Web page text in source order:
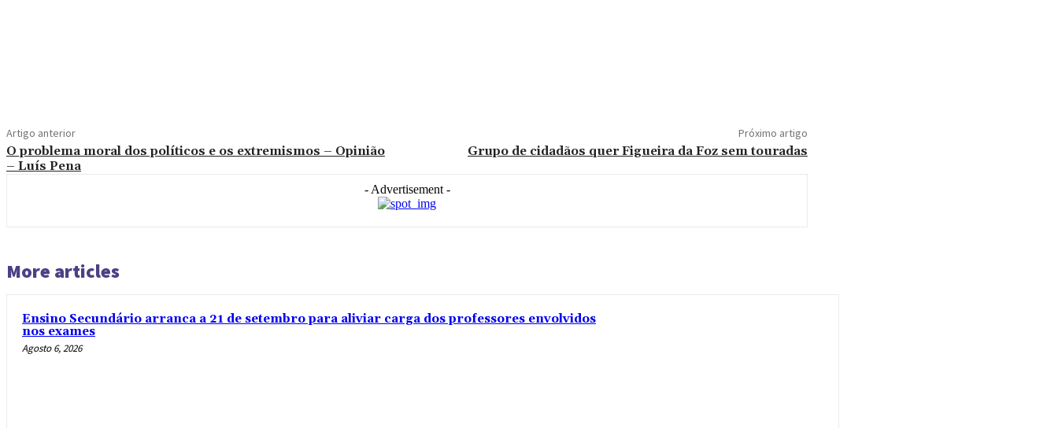
Artigo anterior
O problema moral dos políticos e os extremismos – Opinião
– Luís Pena
Próximo artigo
Grupo de cidadãos quer Figueira da Foz sem touradas
- Advertisement -
More articles
Ensino Secundário arranca a 21 de setembro para aliviar carga dos professores envolvidos
nos exames
Agosto 6, 2026